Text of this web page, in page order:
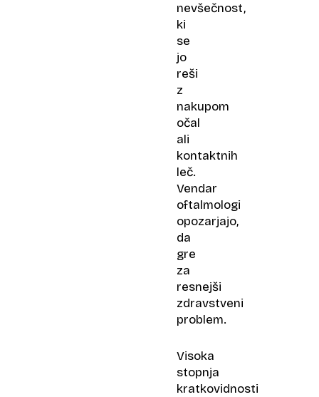
nevšečnost,
ki
se
jo
reši
z
nakupom
očal
ali
kontaktnih
leč.
Vendar
oftalmologi
opozarjajo,
da
gre
za
resnejši
zdravstveni
problem.
Visoka
stopnja
kratkovidnosti